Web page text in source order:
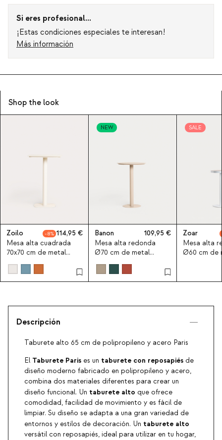
Si eres profesional...
¡Estas condiciones especiales te interesan!
Más información
Shop the look
Zoilo 8
114,95
Mesa alta cuadrada
70x70 cm de metal
Zoilo
NEW
Banon
109,95
Mesa alta redonda
Ø70 cm de metal
Banon
SALE
Zoar
Mesa alta
Ø60 cm de
Descripción
Taburete alto 65 cm de polipropileno y acero Paris
El Taburete Paris es un taburete con reposapiés de
diseño moderno fabricado en polipropileno y acero,
combina dos materiales diferentes para crear un
diseño funcional. Un taburete alto que ofrece
comodidad, facilidad de movimiento y es fácil de
limpiar. Su diseño se adapta a una gran variedad de
entornos y estilos de decoración. Un taburete alto
versátil con reposapiés, ideal para utilizar en tu hogar,